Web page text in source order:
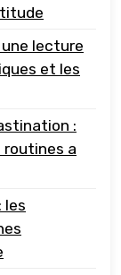
lecture
et les
:
routines a
les